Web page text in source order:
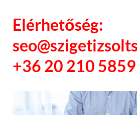
Elérhetőség:
+36 20 210 5859